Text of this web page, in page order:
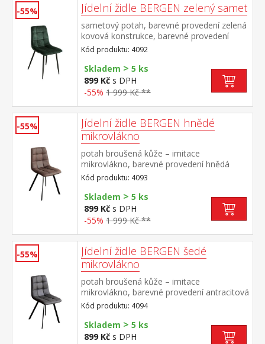
-55% Jídelní židle BERGEN zelený samet
sametový potah, barevné provedení zelená
kovová konstrukce, barevné provedení
černá výška sedu 49 cm
Kód produktu: 4092
Skladem > 5 ks
899 Kč s DPH
-55% 1 999 Kč **
-55%
Jídelní židle BERGEN hnědé
mikrovlákno
potah broušená kůže – imitace
mikrovlákno, barevné provedení hnědá
kovová konstrukce, barevné provedení
černá výška sedu 51 cm
Kód produktu: 4093
Skladem > 5 ks
899 Kč s DPH
-55% 1 999 Kč **
-55%
Jídelní židle BERGEN šedé
mikrovlákno
potah broušená kůže – imitace
mikrovlákno, barevné provedení antracitová
kovová konstrukce, barevné provedení
černá výška sedu 51 cm
Kód produktu: 4094
Skladem > 5 ks
899 Kč s DPH